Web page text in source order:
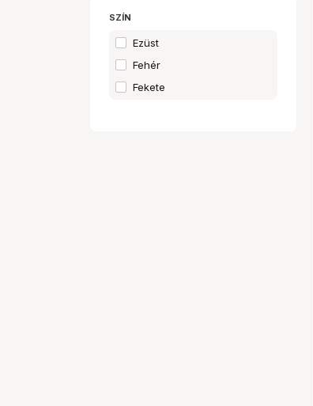
SZÍN
Ezüst
Fehér
Fekete